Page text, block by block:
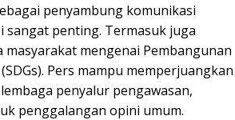
penyambung komunikasi
sangat penting. Termasuk juga
mengenai Pembangunan
Pers mampu memperjuangkan
penyalur pengawasan,
penggalangan opini umum.